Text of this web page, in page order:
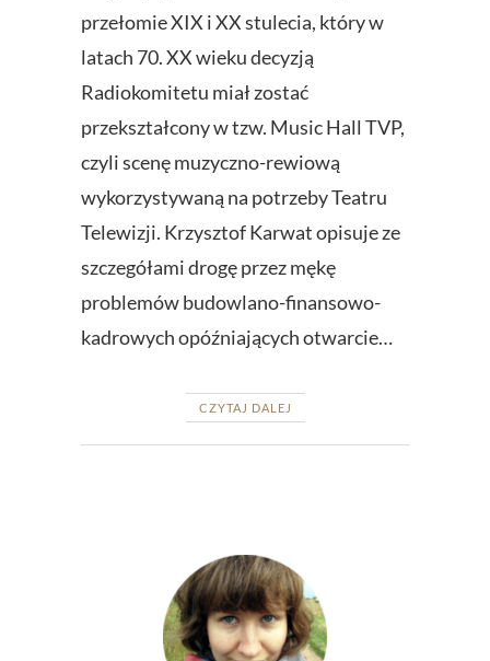
przełomie XIX i XX stulecia, który w
latach 70. XX wieku decyzją
Radiokomitetu miał zostać
przekształcony w tzw. Music Hall TVP,
czyli scenę muzyczno-rewiową
wykorzystywaną na potrzeby Teatru
Telewizji. Krzysztof Karwat opisuje ze
szczegółami drogę przez mękę
problemów budowlano-finansowo-
kadrowych opóźniających otwarcie…
CZYTAJ DALEJ